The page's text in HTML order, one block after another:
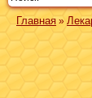
Главная»